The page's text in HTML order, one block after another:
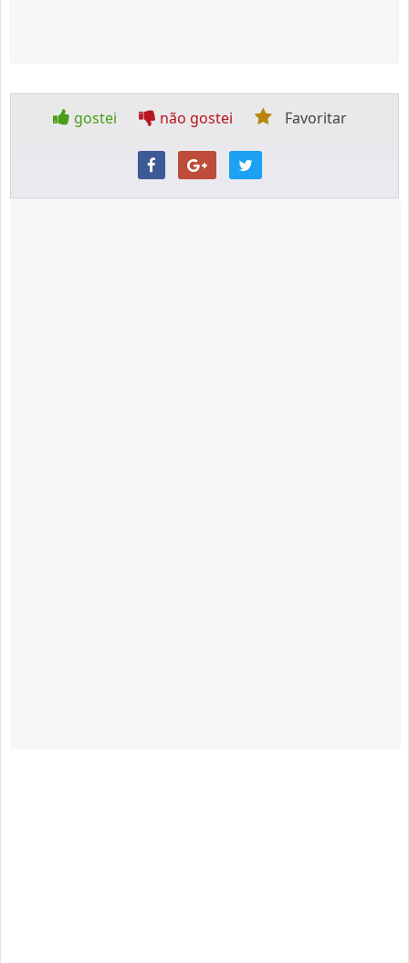
gostei não gostei Favoritar